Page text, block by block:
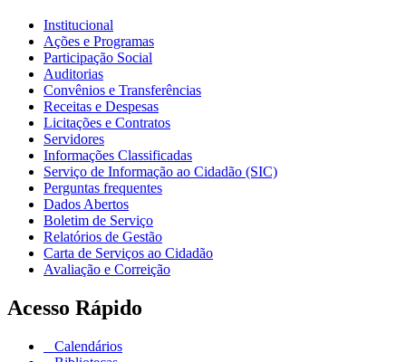
Institucional
Ações e Programas
Participação Social
Auditorias
Convênios e Transferências
Receitas e Despesas
Licitações e Contratos
Servidores
Informações Classificadas
Serviço de Informação ao Cidadão (SIC)
Perguntas frequentes
Dados Abertos
Boletim de Serviço
Relatórios de Gestão
Carta de Serviços ao Cidadão
Avaliação e Correição
Acesso Rápido
Calendários